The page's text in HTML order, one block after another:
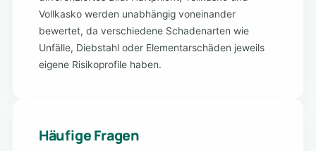
Vollkasko werden unabhängig voneinander
bewertet, da verschiedene Schadenarten wie
Unfälle, Diebstahl oder Elementarschäden jeweils
eigene Risikoprofile haben.
Häufige Fragen